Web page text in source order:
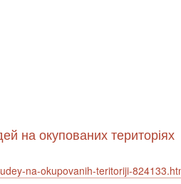
на окупованих територіях
na-okupovanih-teritoriji-